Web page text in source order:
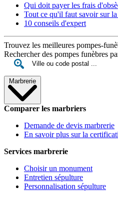
Qui doit payer les frais
Tout ce qu'il faut savoir sur
10 conseils d'expert
Trouvez les meilleures pompes-
Rechercher des pompes funèbres
Marbrerie
Comparer les marbriers
Demande de devis marbrerie
En savoir plus sur la
Services marbrerie
Choisir un monument
Entretien sépulture
Personnalisation sépulture